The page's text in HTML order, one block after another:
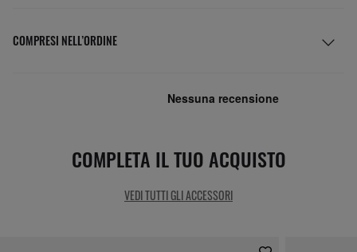
COMPRESI NELL’ORDINE
COMPLETA IL TUO ACQUISTO
VEDI TUTTI GLI ACCESSORI